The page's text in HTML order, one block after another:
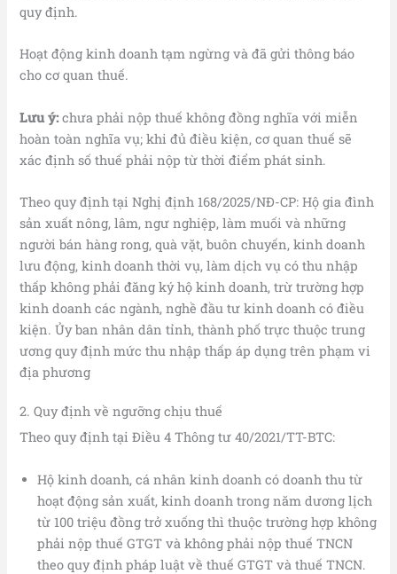
quy định.
Hoạt động kinh doanh tạm ngừng và đã gửi thông báo
cho cơ quan thuế.
Lưu ý:chưa phải nộp thuế không đồng nghĩa với miễn
hoàn toàn nghĩa vụ; khi đủ điều kiện, cơ quan thuế sẽ
xác định số thuế phải nộp từ thời điểm phát sinh.
Theo quy định tại Nghị định 168/2025/NĐ-CP: Hộ gia đình
sản xuất nông, lâm, ngư nghiệp, làm muối và những
người bán hàng rong, quà vặt, buôn chuyến, kinh doanh
lưu động, kinh doanh thời vụ, làm dịch vụ có thu nhập
thấp không phải đăng ký hộ kinh doanh, trừ trường hợp
kinh doanh các ngành, nghề đầu tư kinh doanh có điều
kiện. Ủy ban nhân dân tỉnh, thành phố trực thuộc trung
ương quy định mức thu nhập thấp áp dụng trên phạm vi
địa phương
2. Quy định về ngưỡng chịu thuế
Theo quy định tại Điều 4 Thông tư 40/2021/TT-BTC:
Hộ kinh doanh, cá nhân kinh doanh có doanh thu từ
hoạt động sản xuất, kinh doanh trong năm dương lịch
từ 100 triệu đồng trở xuống thì thuộc trường hợp không
phải nộp thuế GTGT và không phải nộp thuế TNCN
theo quy định pháp luật về thuế GTGT và thuế TNCN.